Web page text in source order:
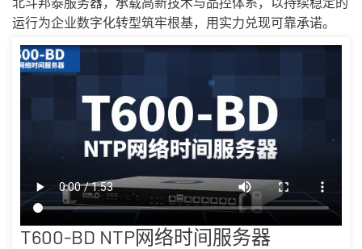
运行为企业数字化转型筑牢根基，用实力兑现可靠承诺。
T600-BD NTP网络时间服务器